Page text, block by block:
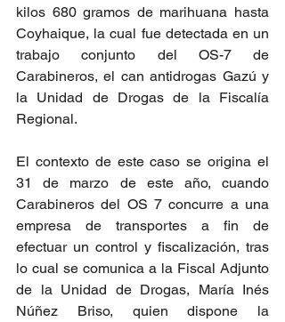
kilos 680 gramos de marihuana hasta
Coyhaique, la cual fue detectada en un
trabajo conjunto del OS-7 de
Carabineros, el can antidrogas Gazú y
la Unidad de Drogas de la Fiscalía
Regional.
El contexto de este caso se origina el
31 de marzo de este año, cuando
Carabineros del OS 7 concurre a una
empresa de transportes a fin de
efectuar un control y fiscalización, tras
lo cual se comunica a la Fiscal Adjunto
de la Unidad de Drogas, María Inés
Núñez Briso, quien dispone la